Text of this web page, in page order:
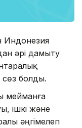
Индонезия
әрі дамыту
болды.
мейманға
ішкі және
әңгімелеп